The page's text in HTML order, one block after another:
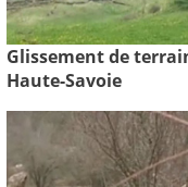
Glissement de
Haute-Savoie